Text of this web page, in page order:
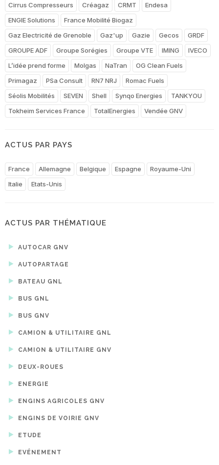
Cirrus Compresseurs
Créagaz CRMT
Endesa
ENGIE Solutions
France Mobilité Biogaz
Gaz Electricité de Grenoble
Gaz'up Gazie Gecos
GRDF
GROUPE ADF
Groupe Sorégies Groupe VTE IMING
IVECO
L’idée prend forme
Molgas NaTran
OG Clean Fuels
Primagaz
PSa Consult RN7 NRJ
Romac Fuels
Séolis Mobilités
SEVEN Shell Synqo Energies
TANKYOU
Tokheim Services France
TotalEnergies Vendée GNV
ACTUS PAR PAYS
France Allemagne Belgique Espagne
Royaume-Uni
Italie
Etats-Unis
ACTUS PAR THÉMATIQUE
AUTOCAR GNV
AUTOPARTAGE
BATEAU GNL
BUS GNL
BUS GNV
CAMION & UTILITAIRE GNL
CAMION & UTILITAIRE GNV
DEUX-ROUES
ENERGIE
ENGINS AGRICOLES GNV
ENGINS DE VOIRIE GNV
ETUDE
EVÉNEMENT